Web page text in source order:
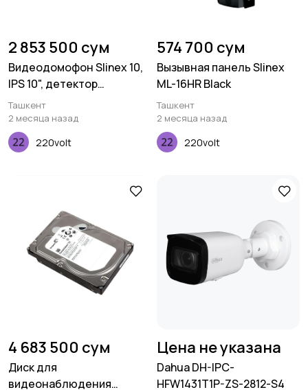
2 853 500 сум
Видеодомофон Slinex 10,
IPS 10", детектор
движения, сменные
панели, белый
Ташкент
2 месяца назад
220volt
574 700 сум
Вызывная панель Slinex
ML-16HR Black
Ташкент
2 месяца назад
220volt
4 683 500 сум
Диск для
видеонаблюдения
Цена не указана
Dahua DH-IPC-
HFW1431T1P-ZS-2812-S4